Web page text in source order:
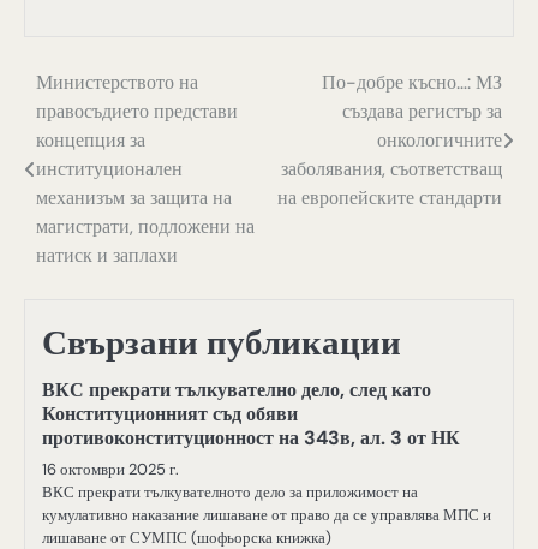
Навигация
Министерството на
правосъдието представи
концепция за
институционален
механизъм за защита на
магистрати, подложени на
натиск и заплахи
По-добре късно…: МЗ
създава регистър за
онкологичните
заболявания, съответстващ
на европейските стандарти
Свързани публикации
ВКС прекрати тълкувателно дело, след като
Конституционният съд обяви
противоконституционност на 343в, ал. 3 от НК
16 октомври 2025 г.
ВКС прекрати тълкувателното дело за приложимост на
кумулативно наказание лишаване от право да се управлява МПС и
лишаване от СУМПС (шофьорска книжка)